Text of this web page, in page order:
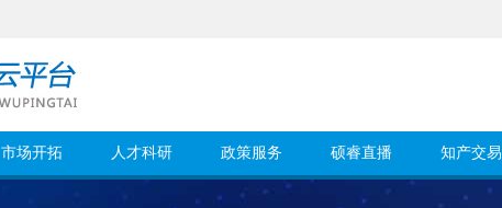
市场开拓 人才科研 政策服务 硕睿直播 知产交易